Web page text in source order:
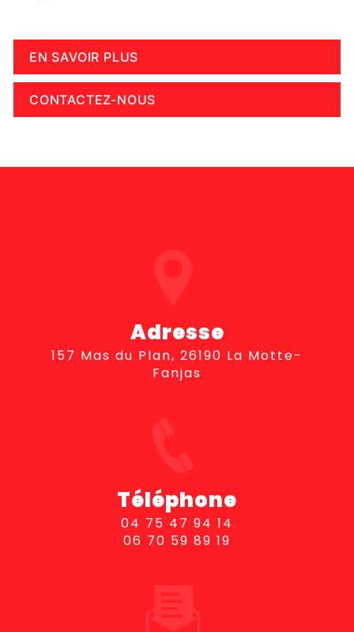
EN SAVOIR PLUS
CONTACTEZ-NOUS
Adresse
157 Mas du Plan, 26190 La Motte-
Fanjas
Téléphone
04 75 47 94 14
06 70 59 89 19